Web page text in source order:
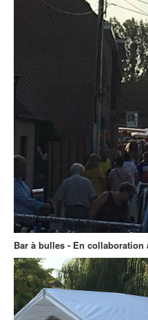
Bar à bulles - En